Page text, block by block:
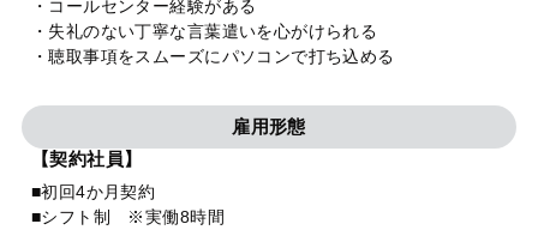
・コールセンター経験がある
・失礼のない丁寧な言葉遣いを心がけられる
・聴取事項をスムーズにパソコンで打ち込める
雇用形態
【契約社員】
■初回4か月契約
■シフト制 ※実働8時間